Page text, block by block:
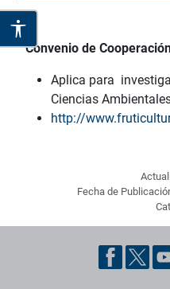
Convenio de
Aplica para
Ciencias
http://
Fecha de
Pie de página con